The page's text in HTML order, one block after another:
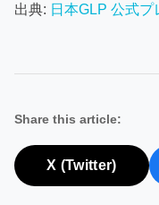
出典: 日本GLP 公式
Share this article:
X (Twitter)